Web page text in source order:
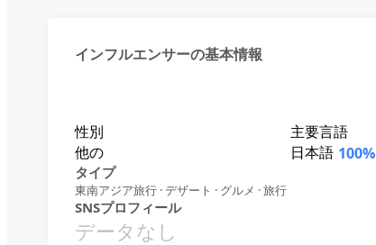
インフルエンサーの基本情報
性別
他の
主要言語
日本語 100%
タイプ
東南アジア旅行 · デザート · グルメ · 旅行
SNSプロフィール
データなし